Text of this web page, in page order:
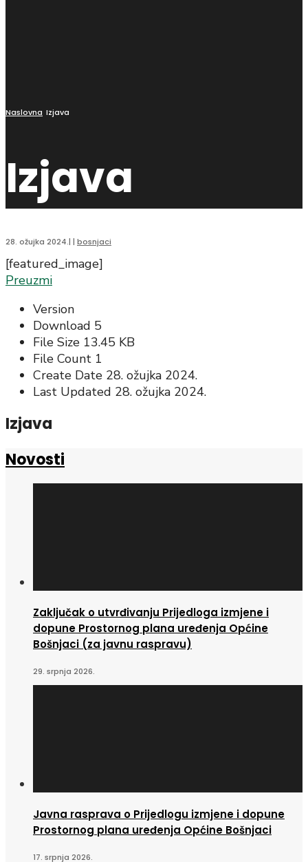
Naslovna Izjava
Izjava
28. ožujka 2024.| | bosnjaci
[featured_image]
Preuzmi
Version
Download 5
File Size 13.45 KB
File Count 1
Create Date 28. ožujka 2024.
Last Updated 28. ožujka 2024.
Izjava
Novosti
Zaključak o utvrđivanju Prijedloga izmjene i
dopune Prostornog plana uređenja Općine
Bošnjaci (za javnu raspravu)
29. srpnja 2026.
Javna rasprava o Prijedlogu izmjene i dopune
Prostornog plana uređenja Općine Bošnjaci
17. srpnja 2026.